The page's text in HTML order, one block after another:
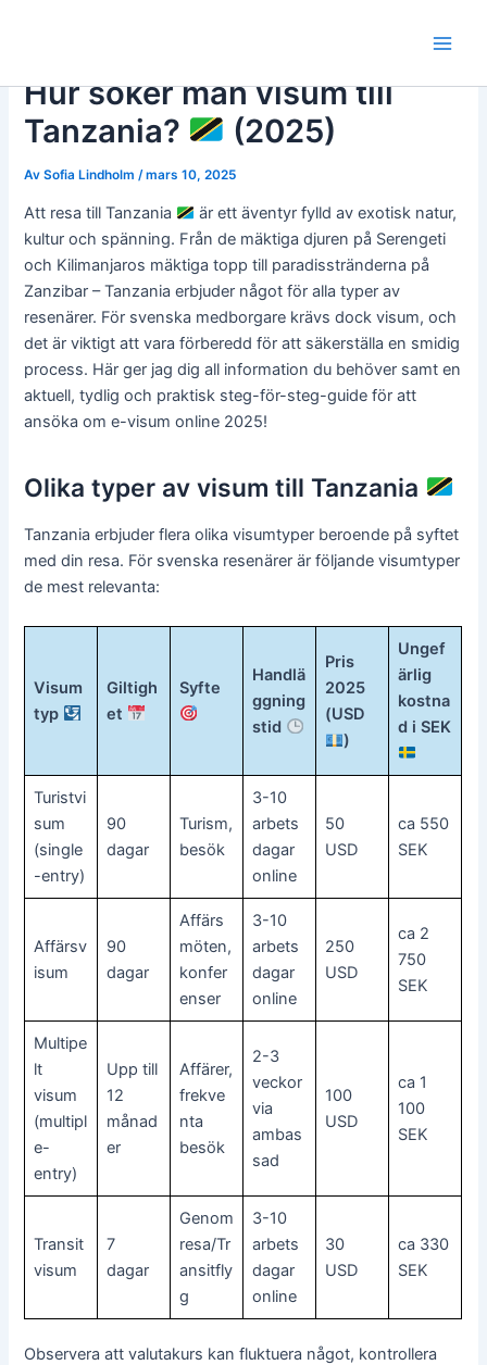
Hur söker man visum till
Tanzania?
(2025)
Av Sofia Lindholm /mars 10, 2025
Att resa till Tanzania
är ett äventyr fylld av exotisk natur,
kultur och spänning. Från de mäktiga djuren på Serengeti
och Kilimanjaros mäktiga topp till paradisstränderna på
Zanzibar – Tanzania erbjuder något för alla typer av
resenärer. För svenska medborgare krävs dock visum, och
det är viktigt att vara förberedd för att säkerställa en smidig
process. Här ger jag dig all information du behöver samt en
aktuell, tydlig och praktisk steg-för-steg-guide för att
ansöka om e-visum online 2025!
Olika typer av visum till Tanzania
Tanzania erbjuder flera olika visumtyper beroende på syftet
med din resa. För svenska resenärer är följande visumtyper
de mest relevanta:
Visum
typ
Giltigh
et
Syfte
Handlä
ggning
stid
Pris
2025
(USD
)
Ungef
ärlig
kostna
d i SEK
Turistvi
sum
(single
-entry)
90
dagar
Turism,
besök
3-10
arbets
dagar
online
50
USD
ca 550
SEK
Affärsv
isum
90
dagar
Affärs
möten,
konfer
enser
3-10
arbets
dagar
online
250
USD
ca 2
750
SEK
Multipe
lt
visum
(multipl
e-
entry)
Upp till
12
månad
er
Affärer,
frekve
nta
besök
2-3
veckor
via
ambas
sad
100
USD
ca 1
100
SEK
Transit
visum
7
dagar
Genom
resa/Tr
ansitfly
g
3-10
arbets
dagar
online
30
USD
ca 330
SEK
Observera att valutakurs kan fluktuera något, kontrollera